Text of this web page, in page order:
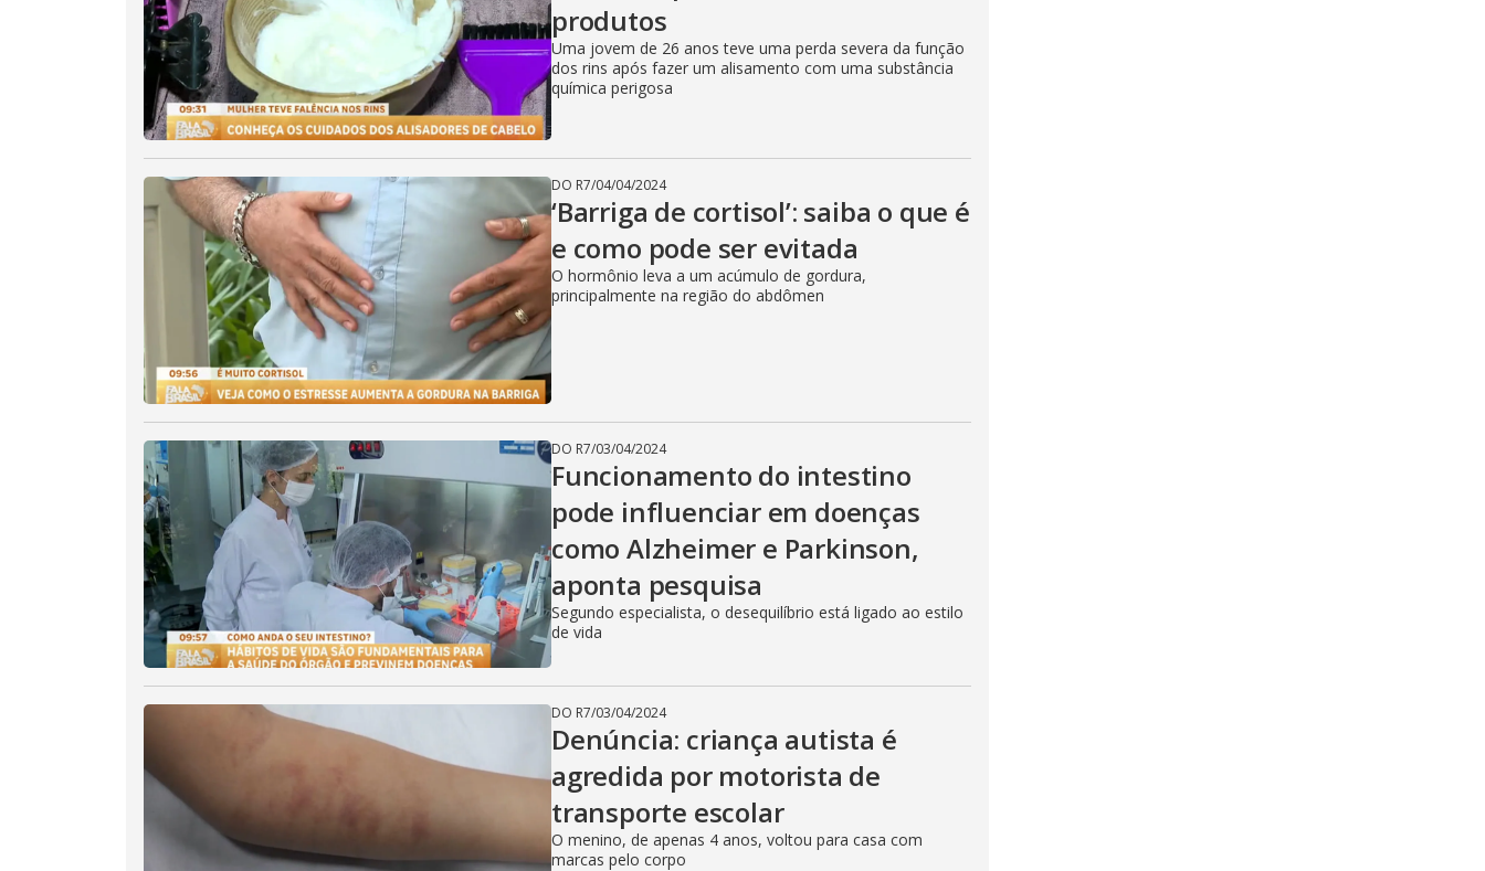
i
d
e
o
produtos
Uma jovem de 26 anos teve uma perda severa da função
dos rins após fazer um alisamento com uma substância
química perigosa
DO R7/04/04/2024
‘Barriga de cortisol’: saiba o que é
e como pode ser evitada
O hormônio leva a um acúmulo de gordura,
principalmente na região do abdômen
DO R7/03/04/2024
Funcionamento do intestino
pode influenciar em doenças
como Alzheimer e Parkinson,
aponta pesquisa
Segundo especialista, o desequilíbrio está ligado ao estilo
de vida
DO R7/03/04/2024
Denúncia: criança autista é
agredida por motorista de
transporte escolar
O menino, de apenas 4 anos, voltou para casa com
marcas pelo corpo